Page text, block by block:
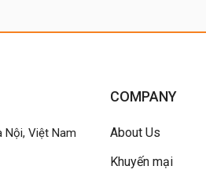
Nội, Việt Nam
COMPANY
About Us
Khuyến mại